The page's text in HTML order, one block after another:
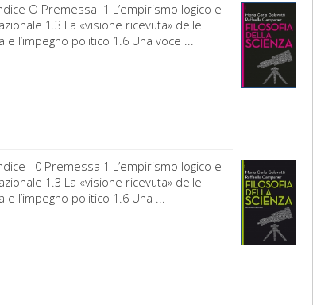
O Premessa 1 L’empirismo logico e
1.3 La «visione ricevuta» delle
l’impegno politico 1.6 Una voce ...
0 Premessa 1 L’empirismo logico e
1.3 La «visione ricevuta» delle
l’impegno politico 1.6 Una ...